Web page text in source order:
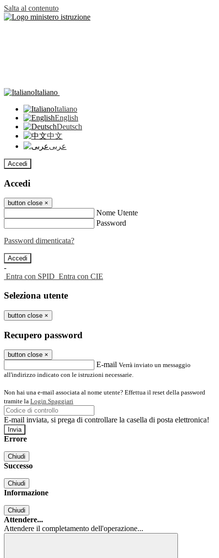
Salta al contenuto
Italiano
Italiano
English
Deutsch
中文
عربى
Accedi
Accedi
button close ×
Nome Utente
Password
Password dimenticata?
-
Entra con SPID Entra con CIE
Seleziona utente
button close ×
Recupero password
button close ×
E-mail Verrà inviato un messaggio
all'indirizzo indicato con le istruzioni necessarie.
Non hai una e-mail associata al nome utente? Effettua il reset della password
tramite la Login Spaggiari
E-mail inviata, si prega di controllare la casella di posta elettronica!
Errore
Chiudi
Successo
Chiudi
Informazione
Chiudi
Attendere...
Attendere il completamento dell'operazione...